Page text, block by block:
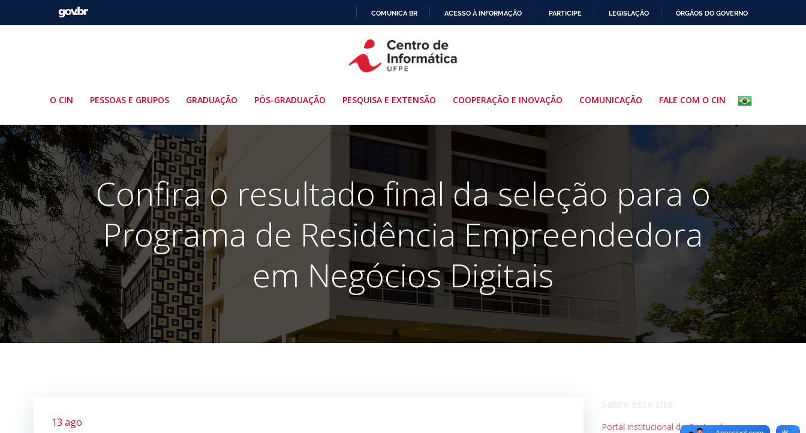
PARA
O
COMUNICA BR ACESSO À INFORMAÇÃO PARTICIPE LEGISLAÇÃO ÓRGÃOS DO GOVERNO
O CIN PESSOAS E GRUPOS GRADUAÇÃO PÓS-GRADUAÇÃO PESQUISA E EXTENSÃO COOPERAÇÃO E INOVAÇÃO COMUNICAÇÃO FALE COM O CIN
Confira o resultado final da seleção para o
Programa de Residência Empreendedora
em Negócios Digitais
13 ago
Portal institucional do Centro de